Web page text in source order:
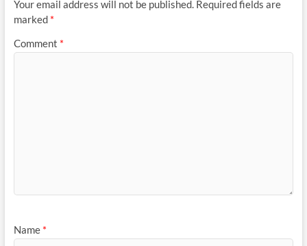
Your email address will not be published. Required fields are
marked *
Comment *
Name *